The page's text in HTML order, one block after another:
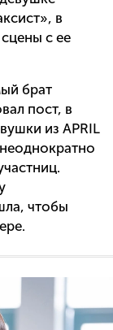
в
с ее
брат
пост, в
из APRIL
чтобы